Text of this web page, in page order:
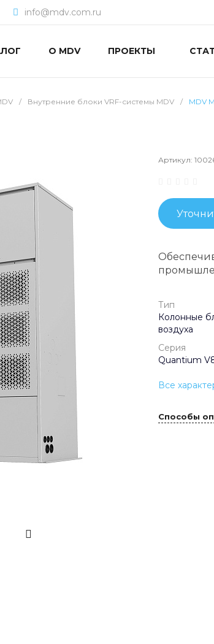
info@mdv.com.ru
О MDV ПРОЕКТЫ
/ Внутренние блоки VRF-системы MDV / MDV
Артикул:
Тип
Колонные
воздуха
Серия
Quantium
Все
Способы